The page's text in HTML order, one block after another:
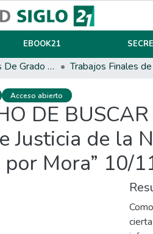
EBOOK21
Trabajos Finales De Grado Y Posgrado Trabajos Finales
Acceso abierto
DE
Justicia de la
Mora” 10/
cierta